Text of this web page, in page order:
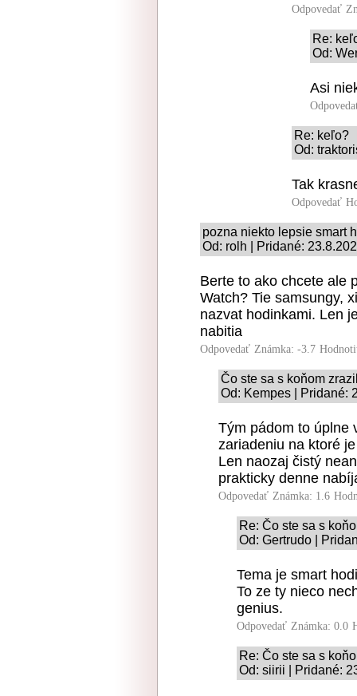
Odpovedať
Re:
Od:
Asi
Re: keľo?
Od:
Tak
Odpovedať
pozna niekto lepsie smart
Od: rolh | Pridané:
Berte to ako chcete ale
Watch? Tie samsungy,
nazvat hodinkami. Len
nabitia
Odpovedať Známka: -3.7
Čo ste sa s koňom
Od: Kempes | Pridané:
Tým pádom to úplne
zariadeniu na ktoré
Len naozaj čistý
prakticky denne
Odpovedať Známka: 1.6
Re: Čo ste sa s
Od: Gertrudo |
Tema je smart
To ze ty nieco
genius.
Odpovedať Známka: 0.0
Re: Čo ste sa s
Od: siirii | Pridané: